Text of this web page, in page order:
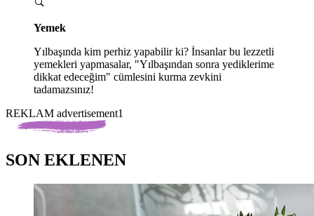
Yemek
Yılbaşında kim perhiz yapabilir ki? İnsanlar bu lezzetli
yemekleri yapmasalar, "Yılbaşından sonra yediklerime
dikkat edeceğim" cümlesini kurma zevkini
tadamazsınız!
REKLAM advertisement1
SON EKLENEN